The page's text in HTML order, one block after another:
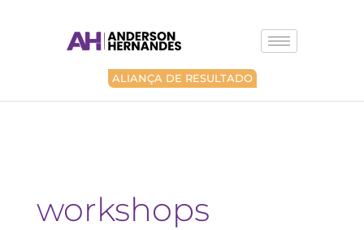
ALIANÇA DE RESULTADO
workshops